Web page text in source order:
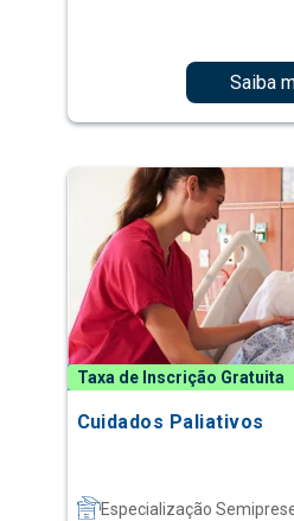
Saiba
Taxa de Inscrição Gratuita
Cuidados Paliativos
Especialização